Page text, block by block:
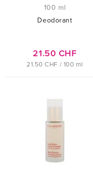
100 ml
Deodorant
21.50 CHF
21.50 CHF / 100 ml